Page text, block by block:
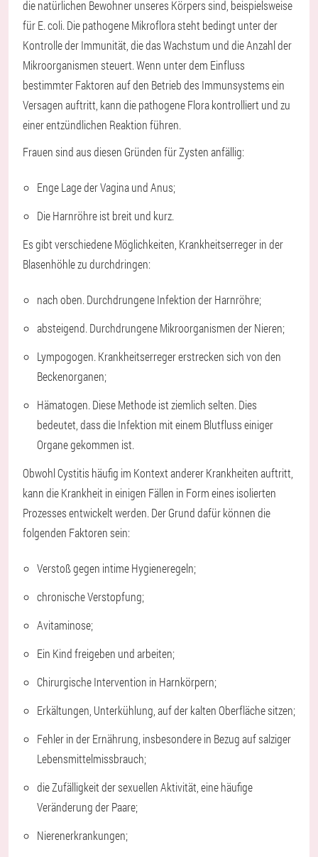
die natürlichen Bewohner unseres Körpers sind, beispielsweise
für E. coli. Die pathogene Mikroflora steht bedingt unter der
Kontrolle der Immunität, die das Wachstum und die Anzahl der
Mikroorganismen steuert. Wenn unter dem Einfluss
bestimmter Faktoren auf den Betrieb des Immunsystems ein
Versagen auftritt, kann die pathogene Flora kontrolliert und zu
einer entzündlichen Reaktion führen.
Frauen sind aus diesen Gründen für Zysten anfällig:
Enge Lage der Vagina und Anus;
Die Harnröhre ist breit und kurz.
Es gibt verschiedene Möglichkeiten, Krankheitserreger in der
Blasenhöhle zu durchdringen:
nach oben. Durchdrungene Infektion der Harnröhre;
absteigend. Durchdrungene Mikroorganismen der Nieren;
Lympogogen. Krankheitserreger erstrecken sich von den
Beckenorganen;
Hämatogen. Diese Methode ist ziemlich selten. Dies
bedeutet, dass die Infektion mit einem Blutfluss einiger
Organe gekommen ist.
Obwohl Cystitis häufig im Kontext anderer Krankheiten auftritt,
kann die Krankheit in einigen Fällen in Form eines isolierten
Prozesses entwickelt werden. Der Grund dafür können die
folgenden Faktoren sein:
Verstoß gegen intime Hygieneregeln;
chronische Verstopfung;
Avitaminose;
Ein Kind freigeben und arbeiten;
Chirurgische Intervention in Harnkörpern;
Erkältungen, Unterkühlung, auf der kalten Oberfläche sitzen;
Fehler in der Ernährung, insbesondere in Bezug auf salziger
Lebensmittelmissbrauch;
die Zufälligkeit der sexuellen Aktivität, eine häufige
Veränderung der Paare;
Nierenerkrankungen;